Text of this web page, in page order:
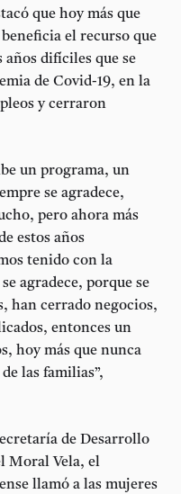
que hoy más que
el recurso que
años difíciles que se
de Covid-19, en la
y cerraron
un programa, un
se agradece,
pero ahora más
estos años
tenido con la
agradece, porque se
han cerrado negocios,
entonces un
hoy más que nunca
las familias”,
de Desarrollo
Moral Vela, el
llamó a las mujeres